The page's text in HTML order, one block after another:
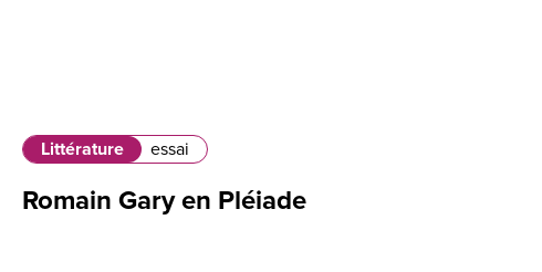
Littérature essai
Romain Gary en Pléiade